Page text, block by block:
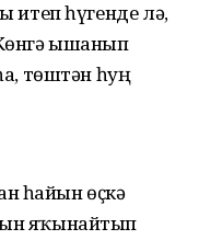
итеп һүгенде лә,
ышанып
төштән һуң
һайын өҫкә
яҡынайтып